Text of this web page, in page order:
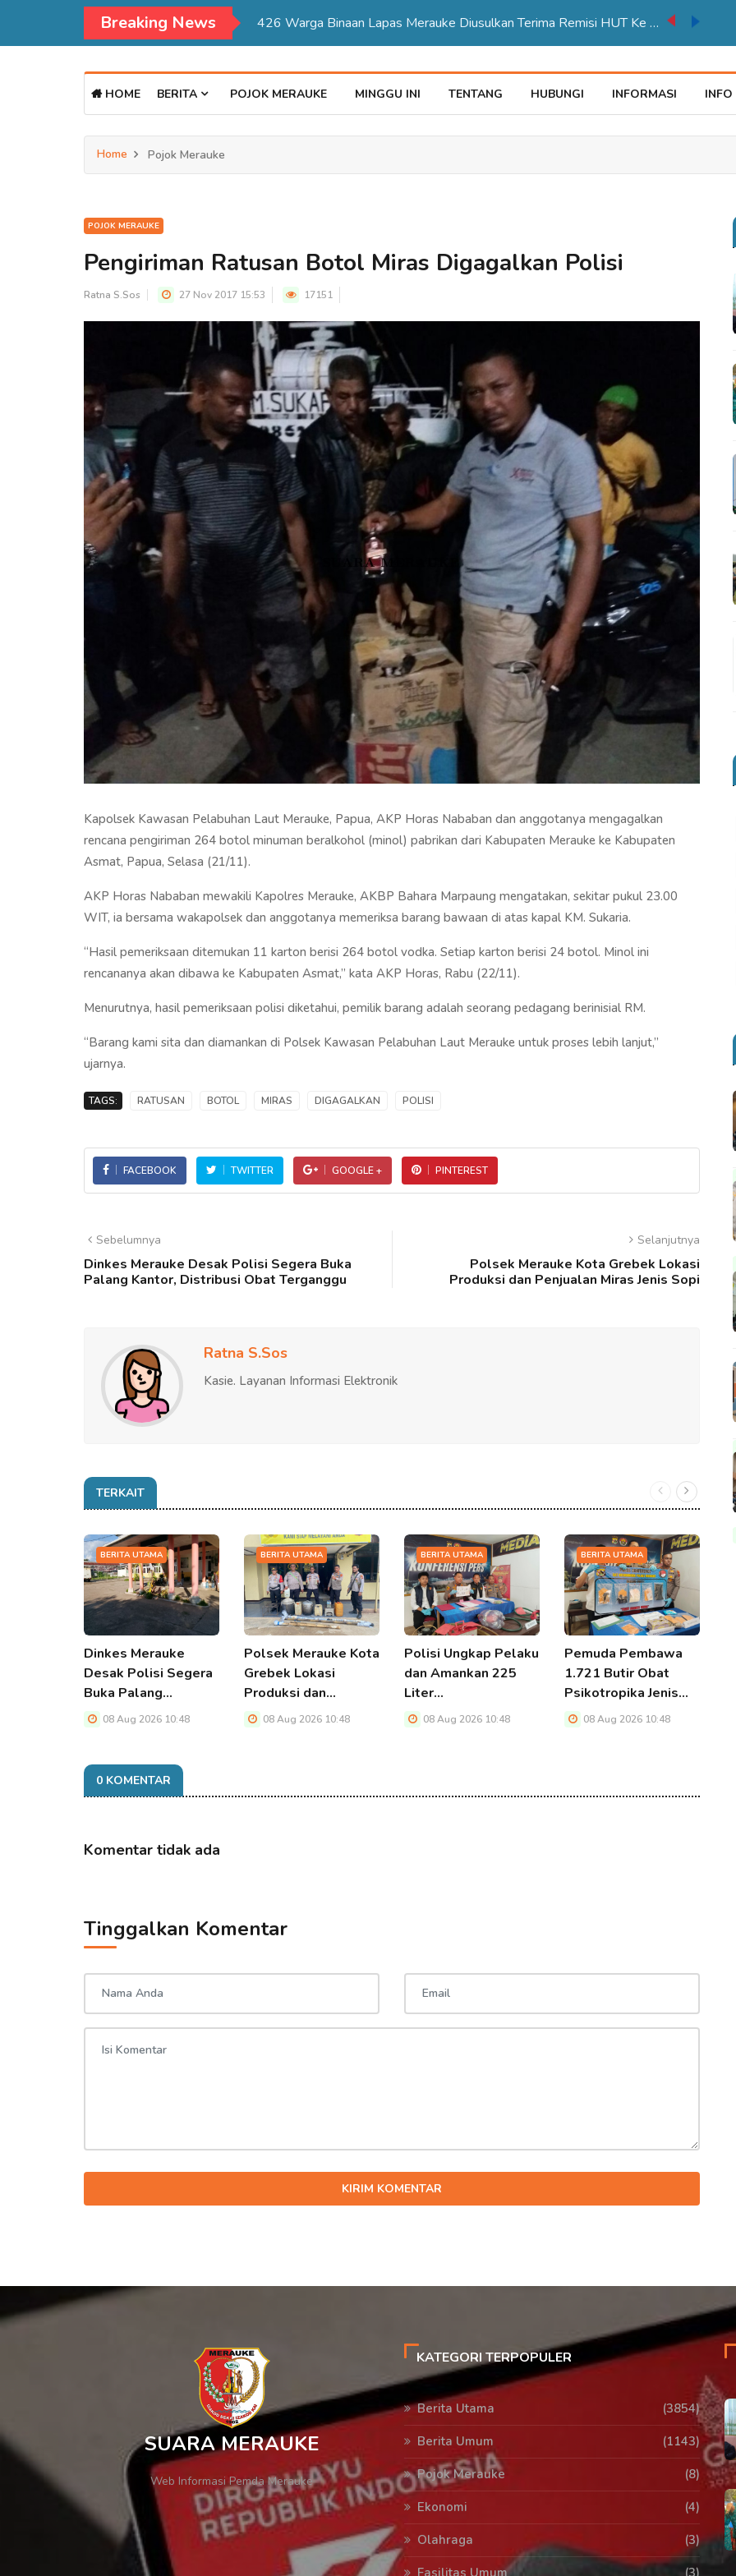
Breaking News Kadisdukcapil Merauke Tegaskan Pelayana KTP Sesuai SOP
HOME BERITA POJOK MERAUKE MINGGU INI TENTANG HUBUNGI INFORMASI
Home Pojok Merauke
POJOK MERAUKE
Pengiriman Ratusan Botol Miras Digagalkan Polisi
Ratna S.Sos 27 Nov 2017 15:53 17151
Kapolsek Kawasan Pelabuhan Laut Merauke, Papua, AKP Horas Nababan dan anggotanya mengagalkan
rencana pengiriman 264 botol minuman beralkohol (minol) pabrikan dari Kabupaten Merauke ke Kabupaten
Asmat, Papua, Selasa (21/11).
AKP Horas Nababan mewakili Kapolres Merauke, AKBP Bahara Marpaung mengatakan, sekitar pukul 23.00
WIT, ia bersama wakapolsek dan anggotanya memeriksa barang bawaan di atas kapal KM. Sukaria.
“Hasil pemeriksaan ditemukan 11 karton berisi 264 botol vodka. Setiap karton berisi 24 botol. Minol ini
rencananya akan dibawa ke Kabupaten Asmat,” kata AKP Horas, Rabu (22/11).
Menurutnya, hasil pemeriksaan polisi diketahui, pemilik barang adalah seorang pedagang berinisial RM.
“Barang kami sita dan diamankan di Polsek Kawasan Pelabuhan Laut Merauke untuk proses lebih lanjut,”
ujarnya.
TAGS: RATUSAN BOTOL MIRAS DIGAGALKAN POLISI
FACEBOOK TWITTER GOOGLE + PINTEREST
Sebelumnya
Dinkes Merauke Desak Polisi Segera Buka
Palang Kantor, Distribusi Obat Terganggu
Selanjutnya
Polsek Merauke Kota Grebek Lokasi
Produksi dan Penjualan Miras Jenis Sopi
Ratna S.Sos
Kasie. Layanan Informasi Elektronik
TERKAIT
BERITA UTAMA
Dinkes Merauke
Desak Polisi Segera
Buka Palang…
08 Aug 2026 10:48
BERITA UTAMA
Polsek Merauke Kota
Grebek Lokasi
Produksi dan…
08 Aug 2026 10:48
BERITA UTAMA
Polisi Ungkap Pelaku
dan Amankan 225
Liter…
08 Aug 2026 10:48
BERITA UTAMA
Pemuda Pembawa
1.721 Butir Obat
Psikotropika Jenis…
08 Aug 2026 10:48
0 KOMENTAR
Komentar tidak ada
Tinggalkan Komentar
KIRIM KOMENTAR
SUARA MERAUKE
Web Informasi Pemda Merauke
KATEGORI TERPOPULER
Berita Utama
(3854)
Berita Umum
(1143)
Pojok Merauke
(8)
Ekonomi
(4)
Olahraga
(3)
Fasilitas Umum
(3)